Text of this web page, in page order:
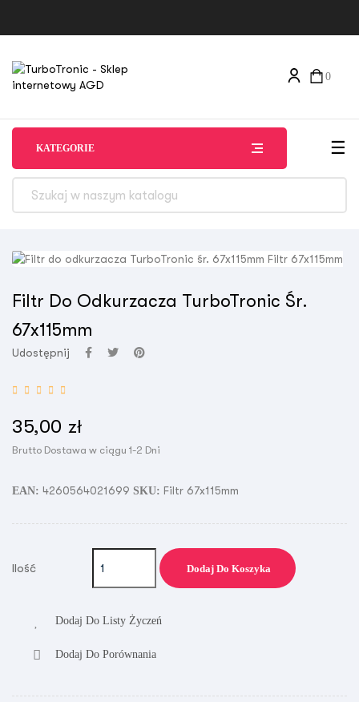
0
KATEGORIE ☰
Filtr Do Odkurzacza TurboTronic Śr.
67x115mm
Udostępnij
35,00 zł
Brutto Dostawa w ciągu 1-2 Dni
EAN: 4260564021699 SKU: Filtr 67x115mm
Ilość Dodaj Do Koszyka
Dodaj Do Listy Życzeń
Dodaj Do Porównania